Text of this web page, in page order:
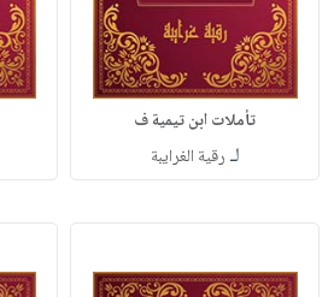
تأملات ابن تيمية ف
لـ رقية الغرايبة